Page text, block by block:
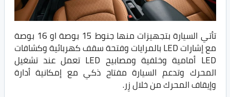
تأتي السيارة بتجهيزات منها جنوط 15 بوصة او 16 بوصة
مع إشارات LED بالمرايات وفتحة سقف كهربائية وكشافات
LED أمامية وخلفية ومصابيح LED تعمل عند تشغيل
المحرك وتدعم السيارة مفتاح ذكي مع إمكانية أدارة
وإيقاف المحرك من خلال زِر.